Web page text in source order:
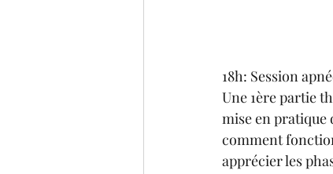
18h: Session
Une 1ère partie
mise en pratique
comment
apprécier les